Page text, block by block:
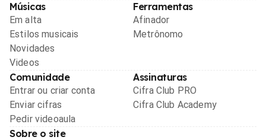
Músicas
Em alta
Estilos musicais
Novidades
Videos
Ferramentas
Afinador
Metrônomo
Comunidade
Entrar ou criar conta
Enviar cifras
Pedir videoaula
Assinaturas
Cifra Club PRO
Cifra Club Academy
Sobre o site